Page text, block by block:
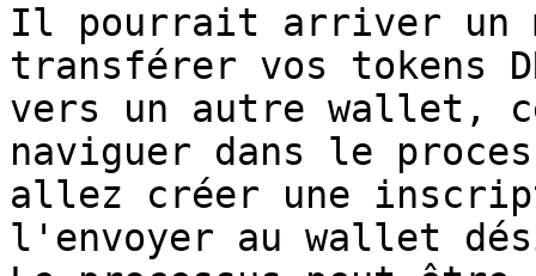
Il pourrait arriver un
transférer vos tokens
vers un autre wallet,
naviguer dans le
allez créer une
l'envoyer au wallet